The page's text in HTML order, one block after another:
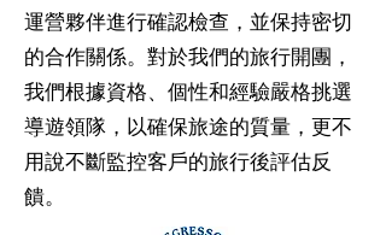
運營夥伴進行確認檢查，並保持密切
的合作關係。對於我們的旅行開團，
我們根據資格、個性和經驗嚴格挑選
導遊領隊，以確保旅途的質量，更不
用說不斷監控客戶的旅行後評估反
饋。